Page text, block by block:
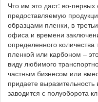
Что им это даст: во-
предоставляемую
образцами пленки, в-
офиса и времени
определенного
пленкой или карбоном –
виду любимого
частным бизнесом или
придаете
заводится с полуоборота